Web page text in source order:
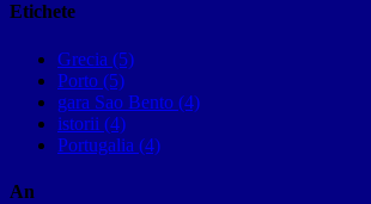
Etichete
Grecia (5)
Porto (5)
gara Sao Bento (4)
istorii (4)
Portugalia (4)
An